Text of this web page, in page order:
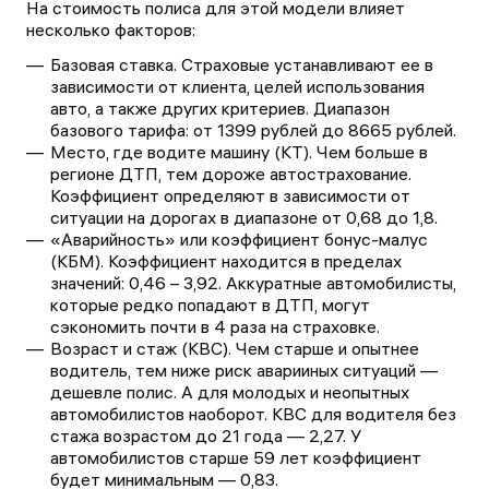
На стоимость полиса для этой модели влияет
несколько факторов:
Базовая ставка. Страховые устанавливают ее в
зависимости от клиента, целей использования
авто, а также других критериев. Диапазон
базового тарифа: от 1399 рублей до 8665 рублей.
Место, где водите машину (КТ). Чем больше в
регионе ДТП, тем дороже автострахование.
Коэффициент определяют в зависимости от
ситуации на дорогах в диапазоне от 0,68 до 1,8.
«Аварийность» или коэффициент бонус-малус
(КБМ). Коэффициент находится в пределах
значений: 0,46 – 3,92. Аккуратные автомобилисты,
которые редко попадают в ДТП, могут
сэкономить почти в 4 раза на страховке.
Возраст и стаж (КВС). Чем старше и опытнее
водитель, тем ниже риск аварииных ситуаций —
дешевле полис. А для молодых и неопытных
автомобилистов наоборот. КВС для водителя без
стажа возрастом до 21 года — 2,27. У
автомобилистов старше 59 лет коэффициент
будет минимальным — 0,83.